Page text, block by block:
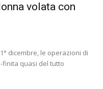
volata con
dicembre, le operazioni di
finita quasi del tutto